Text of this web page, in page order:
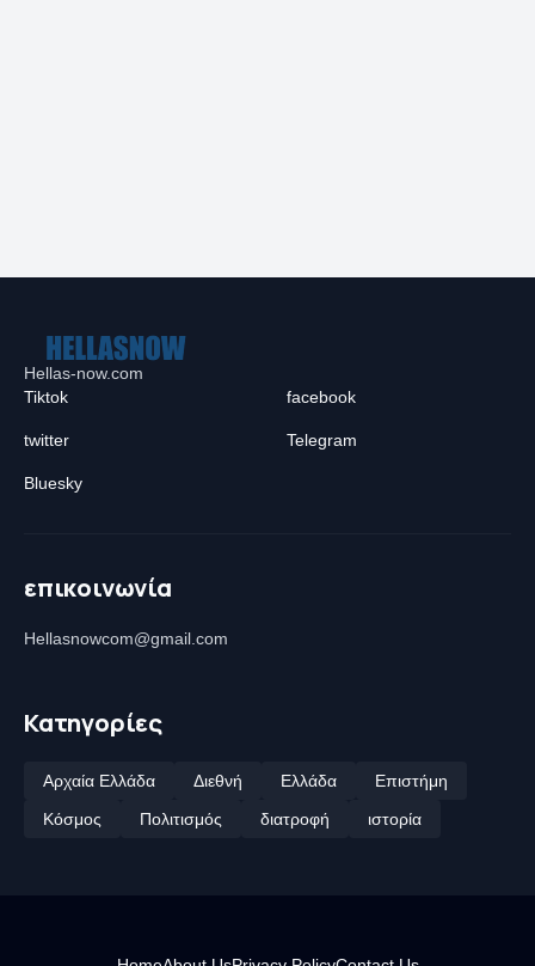
Hellas-now.com
Tiktok
facebook
twitter Telegram
Bluesky
επικοινωνία
Hellasnowcom@gmail.com
Κατηγορίες
Αρχαία Ελλάδα Διεθνή Ελλάδα
Επιστήμη
Κόσμος
Πολιτισμός διατροφή ιστορία